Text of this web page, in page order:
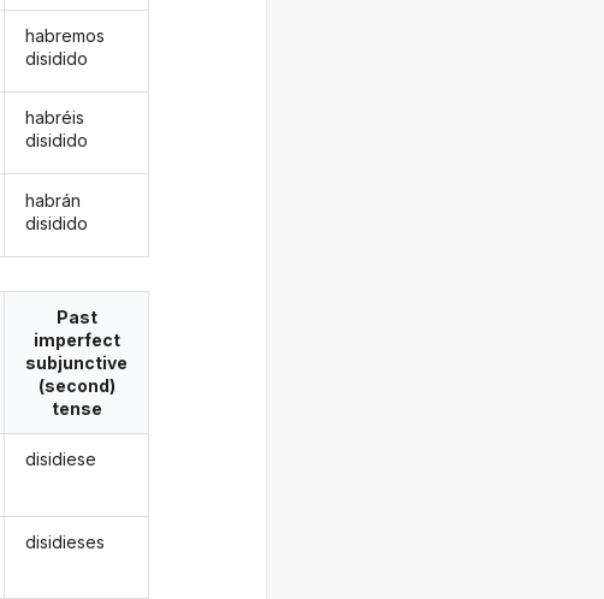
habremos
disidido
habréis
disidido
habrán
disidido
Past
imperfect
subjunctive
(second)
tense
disidiese
disidieses